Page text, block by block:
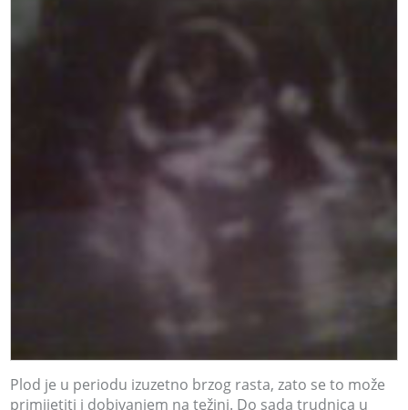
Plod je u periodu izuzetno brzog rasta, zato se to može
primijetiti i dobivanjem na težini. Do sada trudnica u